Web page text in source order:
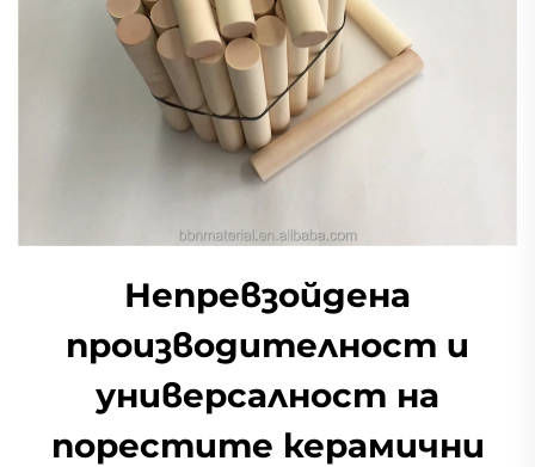
Непревзойдена
производителност и
универсалност на
порестите керамични